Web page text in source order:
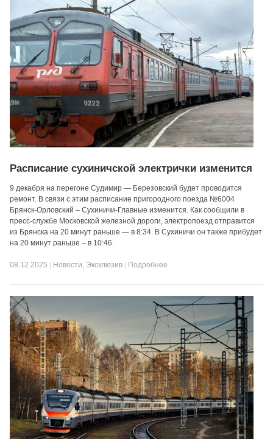
Расписание сухиничской электрички изменится
9 декабря на перегоне Судимир — Березовский будет проводится
ремонт. В связи с этим расписание пригородного поезда №6004
Брянск-Орловский – Сухиничи-Главные изменится. Как сообщили в
пресс-службе Московской железной дороги, электропоезд отправится
из Брянска на 20 минут раньше — в 8:34. В Сухиничи он также прибудет
на 20 минут раньше – в 10:46.
08.12.2025 Новости, Эксклюзив Подробнее